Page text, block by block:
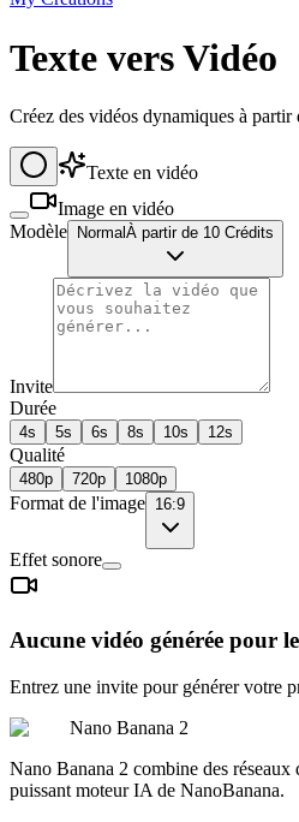
Texte vers Vidéo
Créez des vidéos dynamiques à
Texte en vidéo
Image en vidéo
Modèle
NormalÀ partir de 10 Crédits
Invite
Durée
4s 5s 6s 8s 10s 12s
Qualité
480p 720p 1080p
Format de l'image 16:9
Effet sonore
Aucune vidéo générée pour
Entrez une invite pour générer votre
Nano Banana 2
Nano Banana 2 combine des
puissant moteur IA de NanoBanana.